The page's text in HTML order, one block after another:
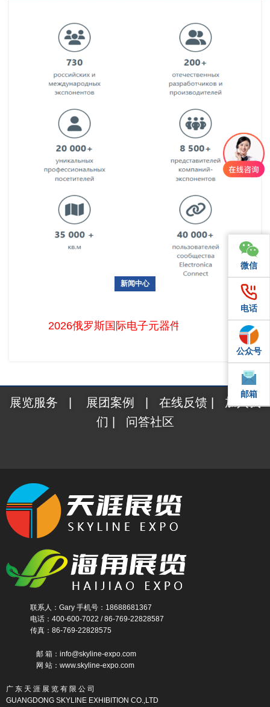
新闻中心
2026俄罗斯国际电子元器件展圆满落幕，2027年展位预订正式
2026俄罗斯国际电子元器件展圆满落幕，
微信
电话
QQ
邮箱
微信
电话
公众号
邮箱
展览服务 展团案例 在线反馈| 加入我
们
问答社区
联系人：Gary 手机号：18688681367
电话：400-600-7022 / 86-769-22828587
传真：86-769-22828575
邮 箱：info@skyline-expo.com
网 站：www.skyline-expo.com
广 东 天 涯 展 览 有 限 公 司
GUANGDONG SKYLINE EXHIBITION CO.,LTD